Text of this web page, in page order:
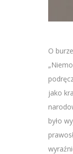
O
jako
było